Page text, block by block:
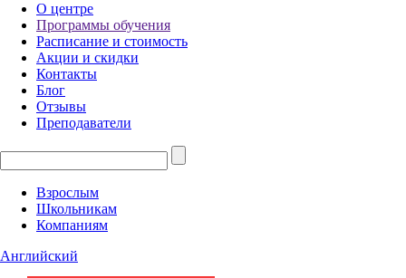
О центре
Программы обучения
Расписание и стоимость
Акции и скидки
Контакты
Блог
Отзывы
Преподаватели
Взрослым
Школьникам
Компаниям
Английский